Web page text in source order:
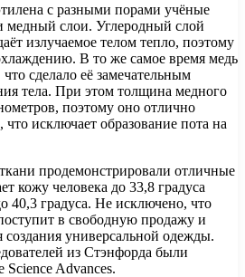
с разными порами учёные
медный слои. Углеродный слой
излучаемое телом тепло, поэтому
В то же самое время медь
сделало её замечательным
тела. При этом толщина медного
поэтому оно отлично
что исключает образование пота на
продемонстрировали отличные
кожу человека до 33,8 градуса
40,3 градуса. Не исключено, что
в свободную продажу и
создания универсальной одежды.
из Стэнфорда были
Advances.